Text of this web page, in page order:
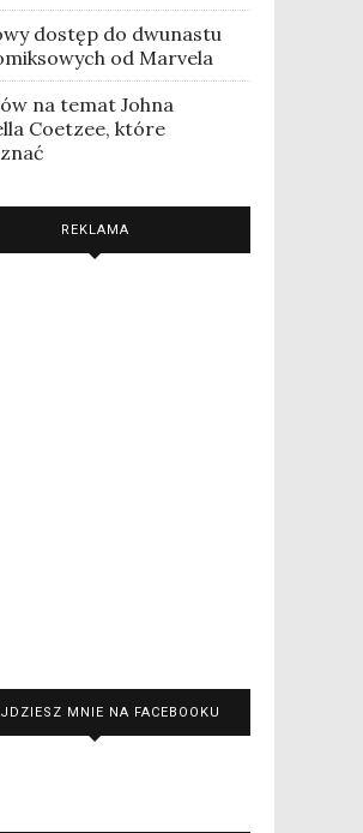
dostęp do dwunastu
od Marvela
na temat Johna
Coetzee, które
REKLAMA
MNIE NA FACEBOOKU